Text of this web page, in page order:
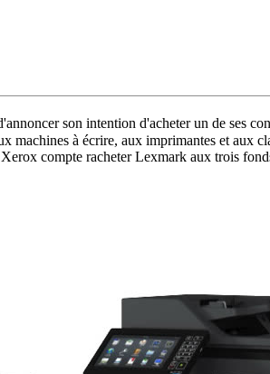
son intention d'acheter un de ses
à écrire, aux imprimantes et aux
compte racheter Lexmark aux trois